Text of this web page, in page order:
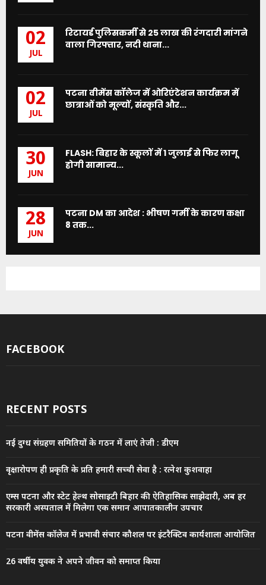
02
JUL
रिटायर्ड पुलिसकर्मी से 25 लाख की रंगदारी मांगने
वाला गिरफ्तार, नदी थाना...
02
JUL
पटना वीमेंस कॉलेज में ओरिएंटेशन कार्यक्रम में
छात्राओं को मूल्यों, संस्कृति और...
30
JUN
FLASH: बिहार के स्कूलों में 1 जुलाई से फिर लागू
होगी सामान्य...
28
JUN
पटना DM का आदेश : भीषण गर्मी के कारण कक्षा
8 तक...
FACEBOOK
RECENT POSTS
नई दुग्ध संग्रहण समितियों के गठन में लाएं तेजी : डीएम
वृक्षारोपण ही प्रकृति के प्रति हमारी सच्ची सेवा है : रत्नेश कुशवाहा
एम्स पटना और स्टेट हेल्थ सोसाइटी बिहार की ऐतिहासिक साझेदारी, अब हर
सरकारी अस्पताल में मिलेगा एक समान आपातकालीन उपचार
पटना वीमेंस कॉलेज में प्रभावी संचार कौशल पर इंटरैक्टिव कार्यशाला आयोजित
26 वर्षीय युवक ने अपने जीवन को समाप्त किया